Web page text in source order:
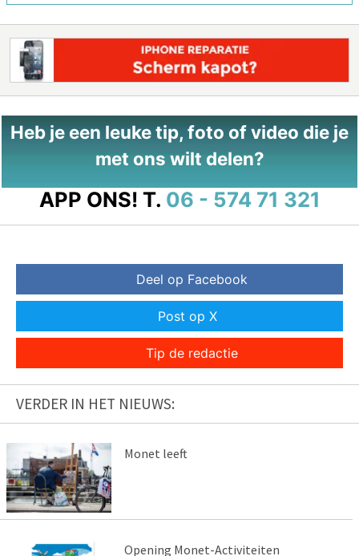
Heb je een leuke tip, foto of video die je
met ons wilt delen?
APP ONS! T. 06 - 574 71 321
Deel op Facebook
Post op X
Tip de redactie
VERDER IN HET NIEUWS:
Monet leeft
Opening Monet-Activiteiten